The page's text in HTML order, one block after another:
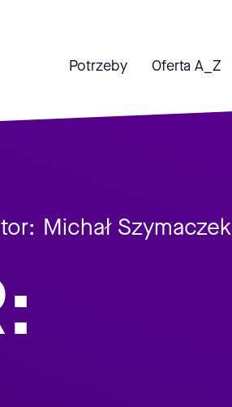
Potrzeby Oferta A_Z
Michał Szymaczek